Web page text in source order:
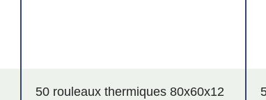
50 rouleaux thermiques 80x60x12